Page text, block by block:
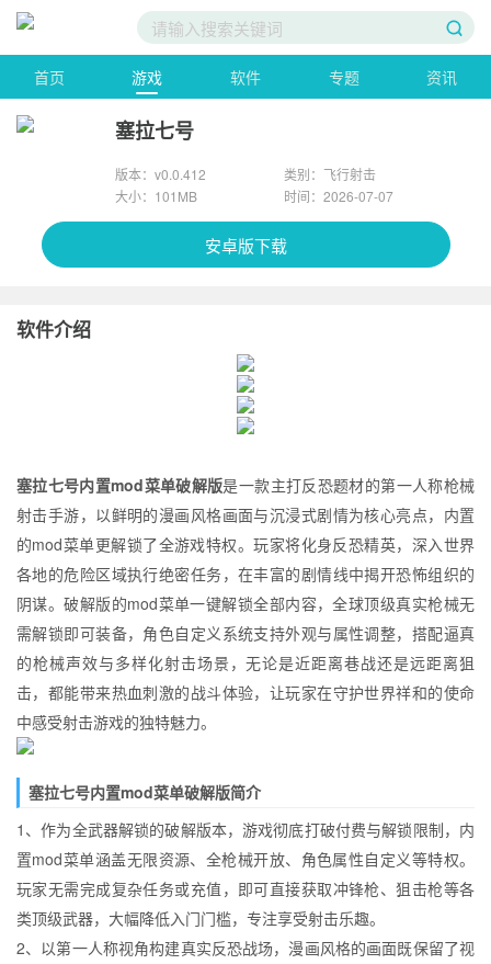
首页 游戏 软件 专题 资讯
塞拉七号
版本：v0.0.412
类别：飞行射击
大小：101MB
时间：2026-07-07
安卓版下载
软件介绍
塞拉七号内置mod菜单破解版是一款主打反恐题材的第一人称枪械
射击手游，以鲜明的漫画风格画面与沉浸式剧情为核心亮点，内置
的mod菜单更解锁了全游戏特权。玩家将化身反恐精英，深入世界
各地的危险区域执行绝密任务，在丰富的剧情线中揭开恐怖组织的
阴谋。破解版的mod菜单一键解锁全部内容，全球顶级真实枪械无
需解锁即可装备，角色自定义系统支持外观与属性调整，搭配逼真
的枪械声效与多样化射击场景，无论是近距离巷战还是远距离狙
击，都能带来热血刺激的战斗体验，让玩家在守护世界祥和的使命
中感受射击游戏的独特魅力。
塞拉七号内置mod菜单破解版简介
1、作为全武器解锁的破解版本，游戏彻底打破付费与解锁限制，内
置mod菜单涵盖无限资源、全枪械开放、角色属性自定义等特权。
玩家无需完成复杂任务或充值，即可直接获取冲锋枪、狙击枪等各
类顶级武器，大幅降低入门门槛，专注享受射击乐趣。
2、以第一人称视角构建真实反恐战场，漫画风格的画面既保留了视